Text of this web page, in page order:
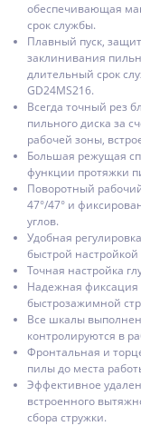
обеспечивающая
срок службы.
Плавный пуск,
заклинивания
длительный срок
GD24MS216.
Всегда точный рез
пильного диска за
рабочей зоны,
Большая режущая
функции протяжки
Поворотный
47°/47° и
углов.
Удобная
быстрой настройкой
Точная настройка
Надежная фиксация
быстрозажимной
Все шкалы
контролируются в
Фронтальная и
пилы до места
Эффективное
встроенного
сбора стружки.